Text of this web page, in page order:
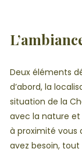
Deux éléments
d’abord, la
situation de la
avec la nature et
à proximité vous
avez besoin,